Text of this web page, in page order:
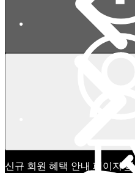
신규 회원 혜택 안내 페이지확